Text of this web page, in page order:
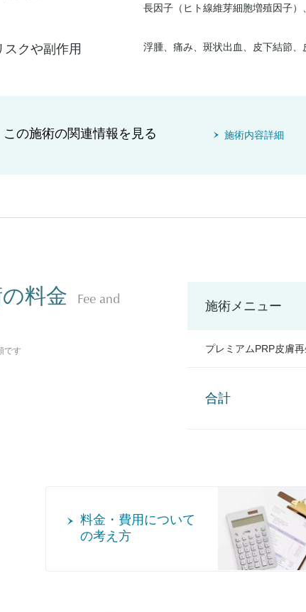
長因子（ヒト線維芽細胞増殖因子）
スクや副作用 浮腫、痛み、斑状出血、皮下結節
この施術の関連情報を見る 施術内容詳細
料金
Fee and
です
施術メニュー
プレミアムPRP皮膚
合計
料金・費用について
の考え方